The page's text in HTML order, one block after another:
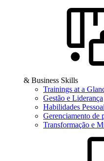
& Business Skills
Trainings at a
Gestão e Liderança
Habilidades
Gerenciamento de
Transformação e